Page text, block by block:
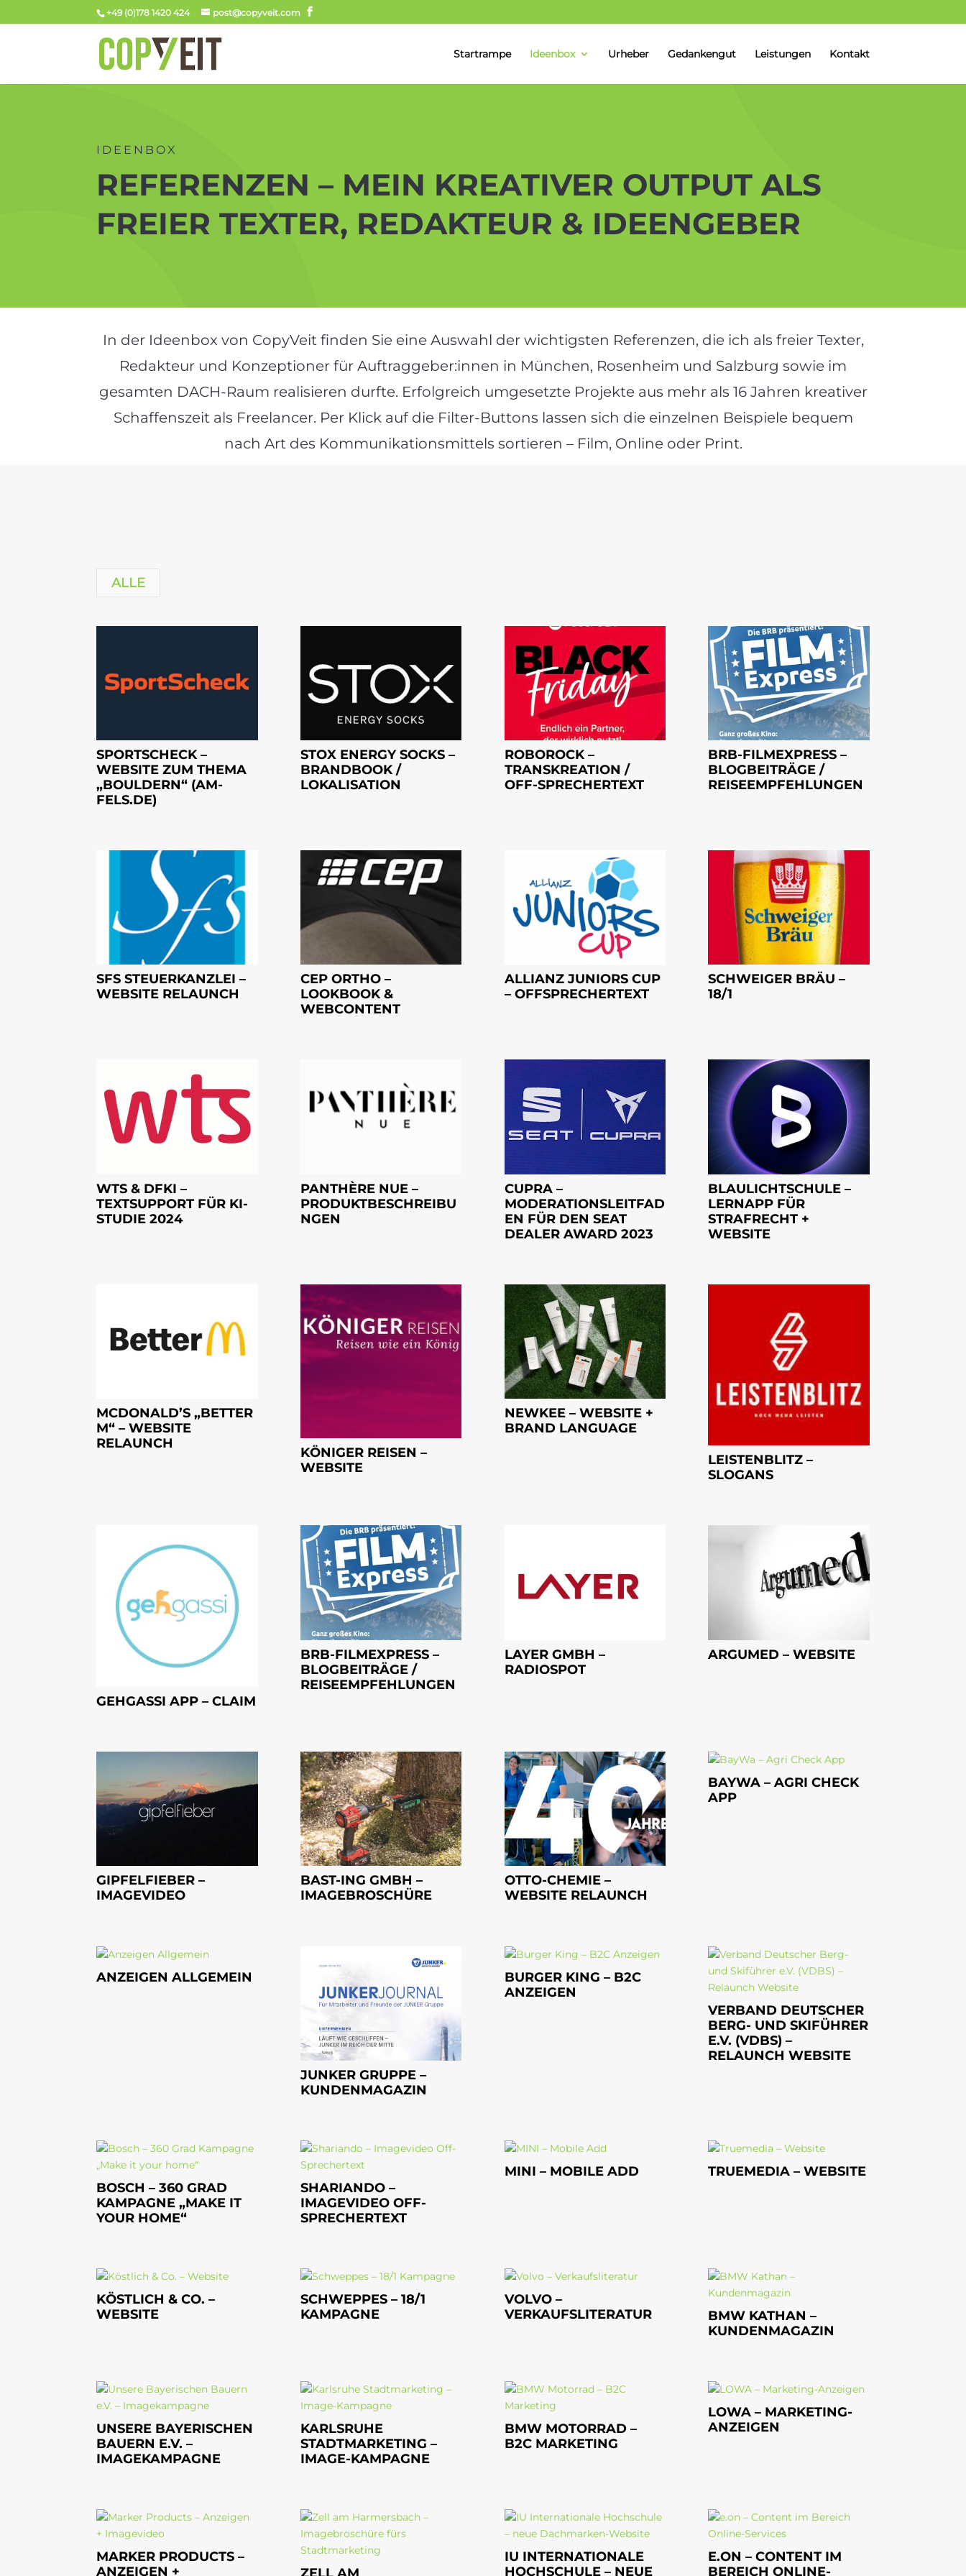
+49 (0)178 1420 424 post@copyveit.com
Startrampe Ideenbox Urheber Gedankengut Leistungen Kontakt
IDEENBOX
REFERENZEN – MEIN KREATIVER OUTPUT ALS
FREIER TEXTER, REDAKTEUR & IDEENGEBER
In der Ideenbox von CopyVeit finden Sie eine Auswahl der wichtigsten Referenzen, die ich als freier Texter,
Redakteur und Konzeptioner für Auftraggeber:innen in München, Rosenheim und Salzburg sowie im
gesamten DACH-Raum realisieren durfte. Erfolgreich umgesetzte Projekte aus mehr als 16 Jahren kreativer
Schaffenszeit als Freelancer. Per Klick auf die Filter-Buttons lassen sich die einzelnen Beispiele bequem
nach Art des Kommunikationsmittels sortieren – Film, Online oder Print.
ALLE
SPORTSCHECK –
WEBSITE ZUM THEMA
„BOULDERN“ (AM-
FELS.DE)
STOX ENERGY SOCKS –
BRANDBOOK /
LOKALISATION
ROBOROCK –
TRANSKREATION /
OFF-SPRECHERTEXT
BRB-FILMEXPRESS –
BLOGBEITRÄGE /
REISEEMPFEHLUNGEN
SFS STEUERKANZLEI –
WEBSITE RELAUNCH
CEP ORTHO –
LOOKBOOK &
WEBCONTENT
ALLIANZ JUNIORS CUP
– OFFSPRECHERTEXT
SCHWEIGER BRÄU –
18/1
WTS & DFKI –
TEXTSUPPORT FÜR KI-
STUDIE 2024
PANTHÈRE NUE –
PRODUKTBESCHREIBU
NGEN
CUPRA –
MODERATIONSLEITFAD
EN FÜR DEN SEAT
DEALER AWARD 2023
BLAULICHTSCHULE –
LERNAPP FÜR
STRAFRECHT +
WEBSITE
MCDONALD’S „BETTER
M“ – WEBSITE
RELAUNCH
KÖNIGER REISEN –
WEBSITE
NEWKEE – WEBSITE +
BRAND LANGUAGE
LEISTENBLITZ –
SLOGANS
GEHGASSI APP – CLAIM
BRB-FILMEXPRESS –
BLOGBEITRÄGE /
REISEEMPFEHLUNGEN
LAYER GMBH –
RADIOSPOT
ARGUMED – WEBSITE
GIPFELFIEBER –
IMAGEVIDEO
BAST-ING GMBH –
IMAGEBROSCHÜRE
OTTO-CHEMIE –
WEBSITE RELAUNCH
BAYWA – AGRI CHECK
APP
ANZEIGEN ALLGEMEIN
JUNKER GRUPPE –
KUNDENMAGAZIN
BURGER KING – B2C
ANZEIGEN
VERBAND DEUTSCHER
BERG- UND SKIFÜHRER
E.V. (VDBS) –
RELAUNCH WEBSITE
BOSCH – 360 GRAD
KAMPAGNE „MAKE IT
YOUR HOME“
SHARIANDO –
IMAGEVIDEO OFF-
SPRECHERTEXT
MINI – MOBILE ADD TRUEMEDIA – WEBSITE
KÖSTLICH & CO. –
WEBSITE
SCHWEPPES – 18/1
KAMPAGNE
VOLVO –
VERKAUFSLITERATUR
BMW KATHAN –
KUNDENMAGAZIN
UNSERE BAYERISCHEN
BAUERN E.V. –
IMAGEKAMPAGNE
KARLSRUHE
STADTMARKETING –
IMAGE-KAMPAGNE
BMW MOTORRAD –
B2C MARKETING
LOWA – MARKETING-
ANZEIGEN
MARKER PRODUCTS –
ANZEIGEN +
IU INTERNATIONALE
HOCHSCHULE – NEUE
E.ON – CONTENT IM
BEREICH ONLINE-